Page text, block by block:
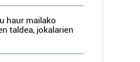
haur mailako
taldea, jokalarien